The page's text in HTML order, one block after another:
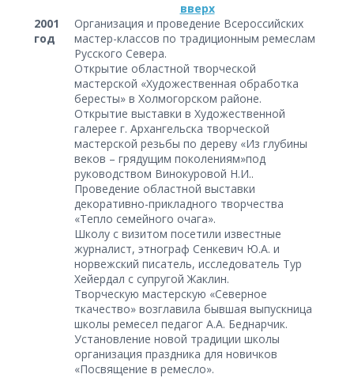
вверх
2001
год
Организация и проведение Всероссийских
мастер-классов по традиционным ремеслам
Русского Севера.
Открытие областной творческой
мастерской «Художественная обработка
бересты» в Холмогорском районе.
Открытие выставки в Художественной
галерее г. Архангельска творческой
мастерской резьбы по дереву «Из глубины
веков – грядущим поколениям»под
руководством Винокуровой Н.И..
Проведение областной выставки
декоративно-прикладного творчества
«Тепло семейного очага».
Школу с визитом посетили известные
журналист, этнограф Сенкевич Ю.А. и
норвежский писатель, исследователь Тур
Хейердал с супругой Жаклин.
Творческую мастерскую «Северное
ткачество» возглавила бывшая выпускница
школы ремесел педагог А.А. Беднарчик.
Установление новой традиции школы
организация праздника для новичков
«Посвящение в ремесло».